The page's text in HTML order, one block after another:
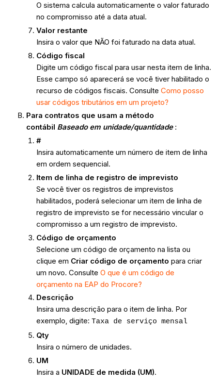
O sistema calcula automaticamente o valor faturado
no compromisso até a data atual.
Valor restante
Insira o valor que NÃO foi faturado na data atual.
Código fiscal
Digite um código fiscal para usar nesta item de linha.
Esse campo só aparecerá se você tiver habilitado o
recurso de códigos fiscais. Consulte Como posso
usar códigos tributários em um projeto?
Para contratos que usam a método
contábil Baseado em unidade/quantidade :
#
Insira automaticamente um número de item de linha
em ordem sequencial.
Item de linha de registro de imprevisto
Se você tiver os registros de imprevistos
habilitados, poderá selecionar um item de linha de
registro de imprevisto se for necessário vincular o
compromisso a um registro de imprevisto.
Código de orçamento
Selecione um código de orçamento na lista ou
clique em Criar código de orçamento para criar
um novo. Consulte O que é um código de
orçamento na EAP do Procore?
Descrição
Insira uma descrição para o item de linha. Por
exemplo, digite: Taxa de serviço mensal
Qty
Insira o número de unidades.
UM
Insira a UNIDADE de medida (UM).